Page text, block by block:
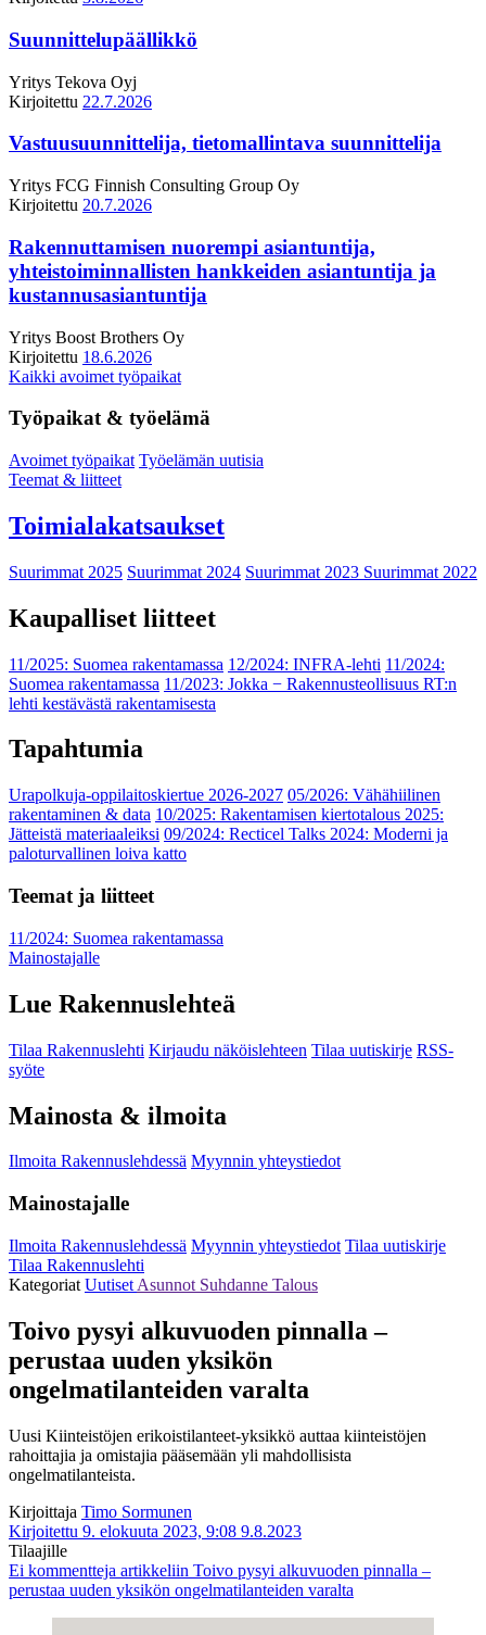
Suunnittelupäällikkö
Yritys Tekova Oyj
Kirjoitettu 22.7.2026
Vastuusuunnittelija, tietomallintava suunnittelija
Yritys FCG Finnish Consulting Group Oy
Kirjoitettu 20.7.2026
Rakennuttamisen nuorempi asiantuntija,
yhteistoiminnallisten hankkeiden asiantuntija ja
kustannusasiantuntija
Yritys Boost Brothers Oy
Kirjoitettu 18.6.2026
Kaikki avoimet työpaikat
Työpaikat & työelämä
Avoimet työpaikat Työelämän uutisia
Teemat & liitteet
Toimialakatsaukset
Suurimmat 2025 Suurimmat 2024 Suurimmat 2023 Suurimmat 2022
Kaupalliset liitteet
11/2025: Suomea rakentamassa 12/2024: INFRA-lehti 11/2024:
Suomea rakentamassa 11/2023: Jokka − Rakennusteollisuus RT:n
lehti kestävästä rakentamisesta
Tapahtumia
Urapolkuja-oppilaitoskiertue 2026-2027 05/2026: Vähähiilinen
rakentaminen & data 10/2025: Rakentamisen kiertotalous 2025:
Jätteistä materiaaleiksi 09/2024: Recticel Talks 2024: Moderni ja
paloturvallinen loiva katto
Teemat ja liitteet
11/2024: Suomea rakentamassa
Mainostajalle
Lue Rakennuslehteä
Tilaa Rakennuslehti Kirjaudu näköislehteen Tilaa uutiskirje RSS-
syöte
Mainosta & ilmoita
Ilmoita Rakennuslehdessä Myynnin yhteystiedot
Mainostajalle
Ilmoita Rakennuslehdessä Myynnin yhteystiedot Tilaa uutiskirje
Tilaa Rakennuslehti
Kategoriat Uutiset Asunnot Suhdanne Talous
Toivo pysyi alkuvuoden pinnalla –
perustaa uuden yksikön
ongelmatilanteiden varalta
Uusi Kiinteistöjen erikoistilanteet-yksikkö auttaa kiinteistöjen
rahoittajia ja omistajia pääsemään yli mahdollisista
ongelmatilanteista.
Kirjoittaja Timo Sormunen
Kirjoitettu 9. elokuuta 2023, 9:08 9.8.2023
Tilaajille
Ei kommentteja artikkeliin Toivo pysyi alkuvuoden pinnalla –
perustaa uuden yksikön ongelmatilanteiden varalta